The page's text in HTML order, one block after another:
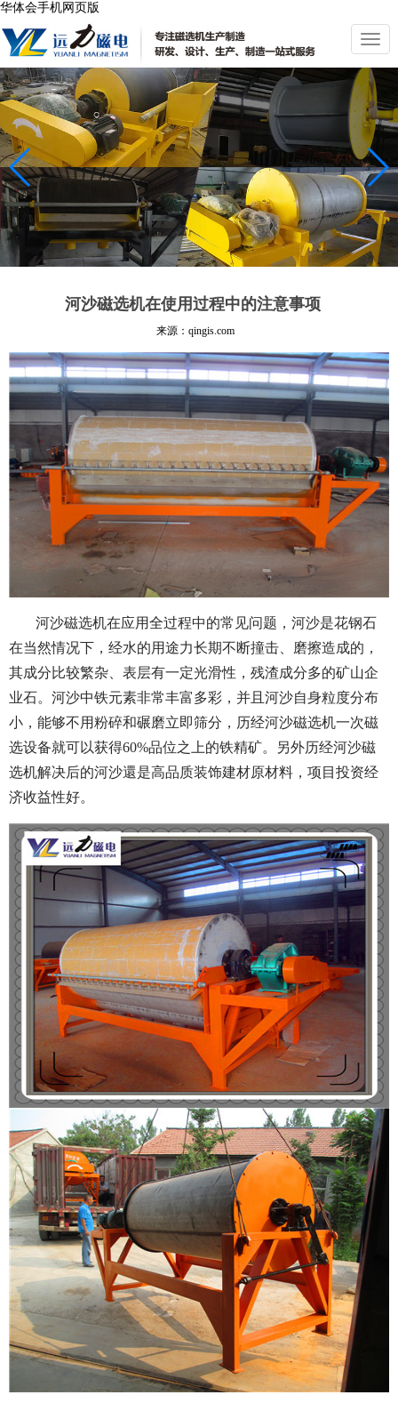
华体会手机网页版
切
换
导
航
河沙磁选机在使用过程中的注意事项
来源：qingis.com
河沙磁选机在应用全过程中的常见问题，河沙是花钢石
在当然情况下，经水的用途力长期不断撞击、磨擦造成的，
其成分比较繁杂、表层有一定光滑性，残渣成分多的矿山企
业石。河沙中铁元素非常丰富多彩，并且河沙自身粒度分布
小，能够不用粉碎和碾磨立即筛分，历经河沙磁选机一次磁
选设备就可以获得60%品位之上的铁精矿。另外历经河沙磁
选机解决后的河沙還是高品质装饰建材原材料，项目投资经
济收益性好。